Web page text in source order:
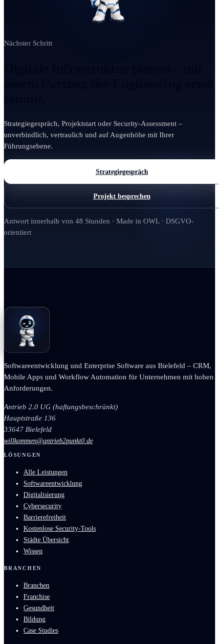
Nächster Schritt
Strategiegespräch, Projektstart oder Security-Assessment –
unverbindlich, vertraulich und auf Augenhöhe mit Ihrer
Führungsebene.
Strategiegespräch
Projekt besprechen
Antwort innerhalb von 48 Stunden · Made in OWL · DSGVO-
orientiert
Softwareentwicklung und Enterprise Software aus Bielefeld – CRM,
Mobile Apps und Workflow Automation für Unternehmen mit hohen
Anforderungen.
Antrieb 2.0 UG (haftungsbeschränkt)
Hauptstraße 136
33647 Bielefeld
willkommen@antrieb2punkt0.de
LÖSUNGEN
Alle Leistungen
Softwareentwicklung
Digitalisierung
Cybersecurity
Barrierefreiheit
Kostenlose Security-Tools
Städte Übersicht
Wissen
BRANCHEN
Branchen
Franchise
Gesundheit
Bildung
Case Studies